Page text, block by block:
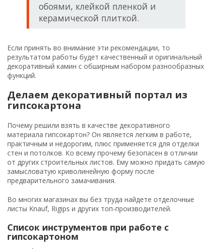
обоями, клейкой пленкой и
керамической плиткой.
Если принять во внимание эти рекомендации, то
результатом работы будет качественный и оригинальный
декоративный камин с обширным набором разнообразных
функций.
Делаем декоративный портал из
гипсокартона
Почему решили взять в качестве декоративного
материала гипсокартон? Он является легким в работе,
практичным и недорогим, плюс применяется для отделки
стен и потолков. Ко всему прочему безопасен в отличии
от других строительных листов. Ему можно придать самую
замысловатую криволинейную форму после
предварительного замачивания.
Во многих магазинах вы без труда найдете отделочные
листы Knauf, Rigips и других топ-производителей.
Список инструментов при работе с
гипсокартоном